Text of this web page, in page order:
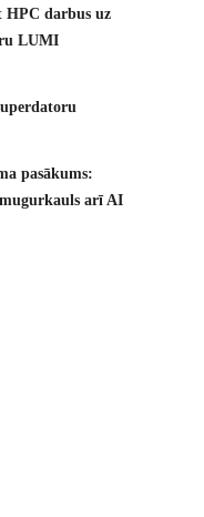
HPC darbus uz
LUMI
pasākums:
arī AI